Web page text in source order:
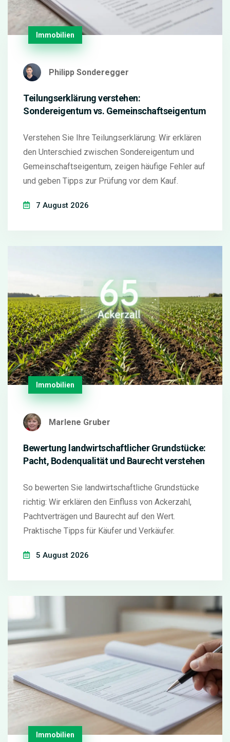
Immobilien
Philipp Sonderegger
Teilungserklärung verstehen:
Sondereigentum vs. Gemeinschaftseigentum
Verstehen Sie Ihre Teilungserklärung: Wir erklären
den Unterschied zwischen Sondereigentum und
Gemeinschaftseigentum, zeigen häufige Fehler auf
und geben Tipps zur Prüfung vor dem Kauf.
7 August 2026
Immobilien
Marlene Gruber
Bewertung landwirtschaftlicher Grundstücke:
Pacht, Bodenqualität und Baurecht verstehen
So bewerten Sie landwirtschaftliche Grundstücke
richtig: Wir erklären den Einfluss von Ackerzahl,
Pachtverträgen und Baurecht auf den Wert.
Praktische Tipps für Käufer und Verkäufer.
5 August 2026
Immobilien